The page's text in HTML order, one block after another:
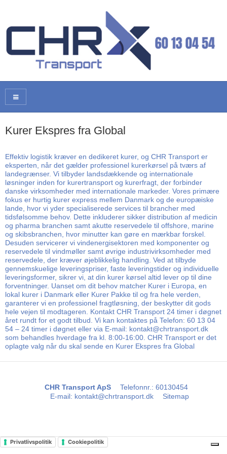
Kurer Ekspres fra Global
Effektiv logistik kræver en dedikeret kurer, og CHR Transport er
eksperten, når det gælder professionel kurerkørsel på tværs af
landegrænser. Vi tilbyder landsdækkende og internationale
løsninger inden for kurertransport og kurerfragt, der forbinder
danske virksomheder med internationale markeder. Vores primære
fokus er hurtig kurer express mellem Danmark og de europæiske
lande, hvor vi yder specialiserede services til brancher med
tidsfølsomme behov. Dette inkluderer sikker distribution af medicin
og pharma branchen samt akutte reservedele til offshore, marine
og skibsbranchen, hvor minutter kan gøre en mærkbar forskel.
Desuden servicerer vi vindenergisektoren med komponenter og
reservedele til vindmøller samt øvrige industrivirksomheder med
reservedele, der kræver øjeblikkelig handling. Ved at tilbyde
gennemskuelige leveringspriser, faste leveringstider og individuelle
leveringsformer, sikrer vi, at din kurer kørsel altid lever op til dine
forventninger. Uanset om dit behov matcher Kurer i Europa, en
lokal kurer i Danmark eller Kurer Pakke til og fra hele verden,
garanterer vi en professionel fragtløsning, der beskytter dit gods
hele vejen til modtageren. Kontakt CHR Transport 24 timer i døgnet
året rundt for et godt tilbud. Vi kan kontaktes på Telefon: 60 13 04
54 – 24 timer i døgnet eller via E-mail: kontakt@chrtransport.dk
som behandles hverdage fra kl. 8:00-16:00. CHR Transport er det
oplagte valg når du skal sende en Kurer Ekspres fra Global
CHR Transport ApS Telefonnr.: 60130454
E-mail: kontakt@chrtransport.dk Sitemap
Privatlivspolitik Cookiepolitik